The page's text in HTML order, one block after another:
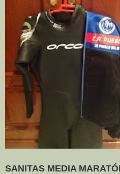
SANITAS MEDIA